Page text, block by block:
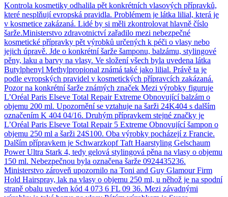
Kontrola kosmetiky odhalila pět konkrétních vlasových přípravků,
které nesplňují evropská pravidla. Problémem je látka lilial, která je
v kosmetice zakázaná. Lidé by si měli zkontrolovat hlavně číslo
šarže.Ministerstvo zdravotnictví zařadilo mezi nebezpečné
kosmetické přípravky pět výrobků určených k péči o vlasy nebo
jejich úpravě. Jde o konkrétní šarže šamponu, balzámu, stylingové
pěny, laku a barvy na vlasy. Ve složení všech byla uvedena látka
Butylphenyl Methylpropional známá také jako lilial. Právě ta je
podle evropských pravidel v kosmetických přípravcích zakázaná.
Pozor na konkrétní šarže známých značek Mezi výrobky figuruje
L’Oréal Paris Elseve Total Repair Extreme Obnovující balzám o
objemu 200 ml. Upozornění se vztahuje na šarži 24K404 s dalším
označením K 404 04/16. Druhým přípravkem stejné značky je
L’Oréal Paris Elseve Total Repair 5 Extreme Obnovující šampon o
objemu 250 ml a šarži 24S100. Oba výrobky pocházejí z Francie.
Dalším přípravkem je Schwarzkopf Taft Haarstyling Gelschaum
Power Ultra Stark 4, tedy gelová stylingová pěna na vlasy o objemu
150 ml. Nebezpečnou byla označena šarže 0924435236.
Ministerstvo zároveň upozornilo na Toni and Guy Glamour Firm
Hold Hairspray, lak na vlasy o objemu 250 ml, u něhož je na spodní
straně obalu uveden kód 4 073 6 FL 09 36. Mezi závadnými